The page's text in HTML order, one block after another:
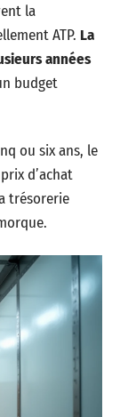
la
ATP. La
années
budget
ou six ans, le
d’achat
trésorerie